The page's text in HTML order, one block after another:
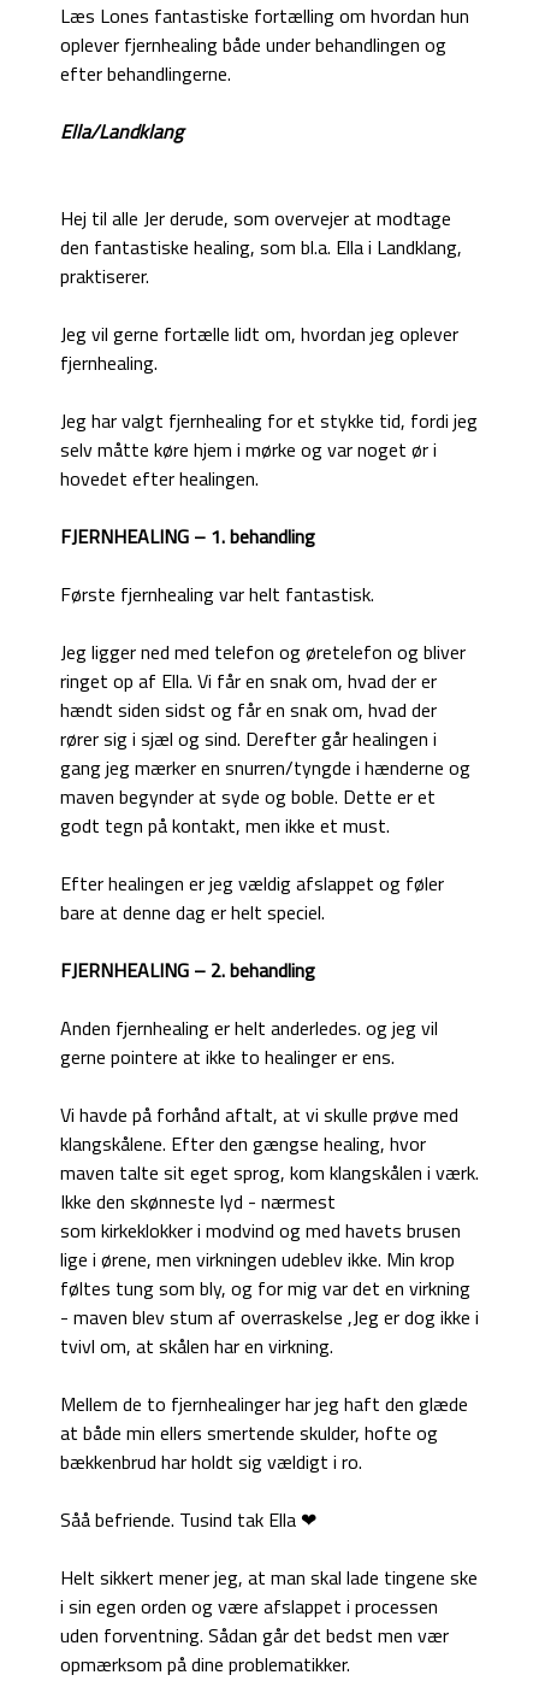
Læs Lones fantastiske fortælling om hvordan hun
oplever fjernhealing både under behandlingen og
efter behandlingerne.
Ella/Landklang
Hej til alle Jer derude, som overvejer at modtage
den fantastiske healing, som bl.a. Ella i Landklang,
praktiserer.
Jeg vil gerne fortælle lidt om, hvordan jeg oplever
fjernhealing.
Jeg har valgt fjernhealing for et stykke tid, fordi jeg
selv måtte køre hjem i mørke og var noget ør i
hovedet efter healingen.
FJERNHEALING – 1. behandling
Første fjernhealing var helt fantastisk.
Jeg ligger ned med telefon og øretelefon og bliver
ringet op af Ella. Vi får en snak om, hvad der er
hændt siden sidst og får en snak om, hvad der
rører sig i sjæl og sind. Derefter går healingen i
gang jeg mærker en snurren/tyngde i hænderne og
maven begynder at syde og boble. Dette er et
godt tegn på kontakt, men ikke et must.
Efter healingen er jeg vældig afslappet og føler
bare at denne dag er helt speciel.
FJERNHEALING – 2. behandling
Anden fjernhealing er helt anderledes. og jeg vil
gerne pointere at ikke to healinger er ens.
Vi havde på forhånd aftalt, at vi skulle prøve med
klangskålene. Efter den gængse healing, hvor
maven talte sit eget sprog, kom klangskålen i værk.
Ikke den skønneste lyd - nærmest
som kirkeklokker i modvind og med havets brusen
lige i ørene, men virkningen udeblev ikke. Min krop
føltes tung som bly, og for mig var det en virkning
- maven blev stum af overraskelse ,Jeg er dog ikke i
tvivl om, at skålen har en virkning.
Mellem de to fjernhealinger har jeg haft den glæde
at både min ellers smertende skulder, hofte og
bækkenbrud har holdt sig vældigt i ro.
Såå befriende. Tusind tak Ella ❤
Helt sikkert mener jeg, at man skal lade tingene ske
i sin egen orden og være afslappet i processen
uden forventning. Sådan går det bedst men vær
opmærksom på dine problematikker.